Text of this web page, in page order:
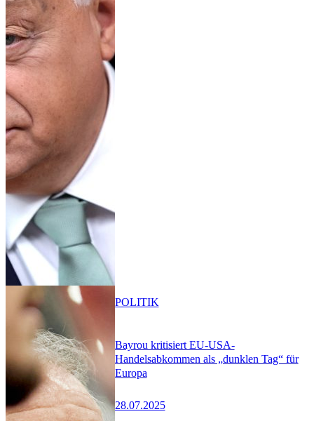
Bayrou kritisiert EU-USA-
Handelsabkommen als „dunklen Tag“ für
Europa
28.07.2025
POLITIK